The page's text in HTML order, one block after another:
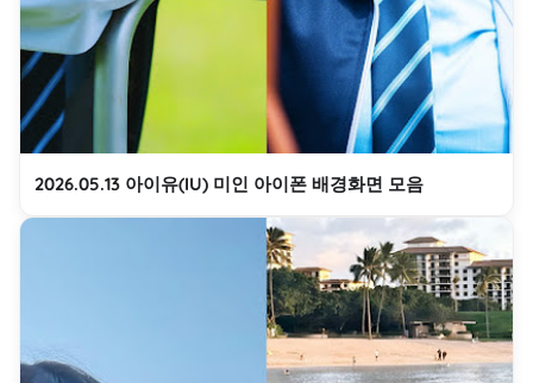
2026.05.13 아이유(IU) 미인 아이폰 배경화면 모음